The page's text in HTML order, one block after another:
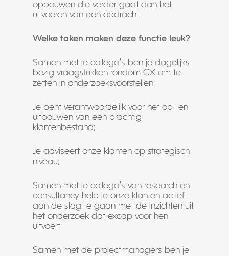
opbouwen die verder gaat dan het
uitvoeren van een opdracht.
Welke taken maken deze functie leuk?
Samen met je collega’s ben je dagelijks
bezig vraagstukken rondom CX om te
zetten in onderzoeksvoorstellen;
Je bent verantwoordelijk voor het op- en
uitbouwen van een prachtig
klantenbestand;
Je adviseert onze klanten op strategisch
niveau;
Samen met je collega’s van research en
consultancy help je onze klanten actief
aan de slag te gaan met de inzichten uit
het onderzoek dat excap voor hen
uitvoert;
Samen met de projectmanagers ben je